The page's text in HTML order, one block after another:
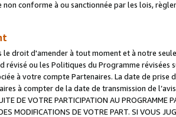
non conforme à ou sanctionnée par les lois,
le droit d'amender à tout moment et à notre
révisé ou les Politiques du Programme
à votre compte Partenaires. La date de
à compter de la date de transmission de
DE VOTRE PARTICIPATION AU PROGRAMME
MODIFICATIONS DE VOTRE PART. SI VOUS